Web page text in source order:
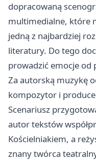
dopracowaną
multimedialne, które
jedną z najbardziej
literatury. Do tego
prowadzić emocje
Za autorską muzykę
kompozytor i
Scenariusz
autor tekstów
Kościelniakiem, a
znany twórca